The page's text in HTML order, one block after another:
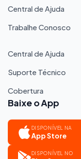
Central de Ajuda
Trabalhe Conosco
Central de Ajuda
Suporte Técnico
Cobertura
Baixe o App
DISPONÍVEL NA
App Store
DISPONÍVEL NO